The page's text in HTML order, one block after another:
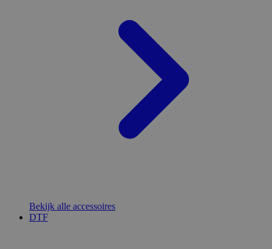
Bekijk alle accessoires
DTF